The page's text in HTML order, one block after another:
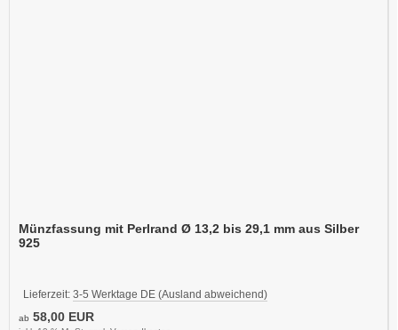
Münzfassung mit Perlrand Ø 13,2 bis 29,1 mm aus Silber
925
Lieferzeit: 3-5 Werktage DE (Ausland abweichend)
ab 58,00 EUR